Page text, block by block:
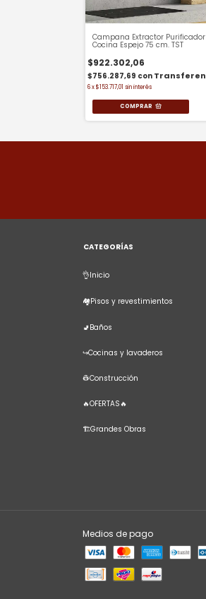
Campana Extractor Purificador
Cocina Espejo 75 cm. TST
$922.302,06
$756.287,69 con
6x$153.717,01 sin interés
COMPRAR
CATEGORÍAS
👌Inicio
🏘️Pisos y revestimientos
🚽Baños
↪️Cocinas y lavaderos
👷Construcción
🔥OFERTAS🔥
🏗️Grandes Obras
Medios de pago